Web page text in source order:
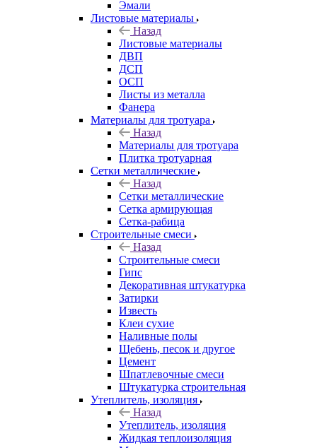
Эмали
Листовые материалы
Назад
Листовые материалы
ДВП
ДСП
ОСП
Листы из металла
Фанера
Материалы для тротуара
Назад
Материалы для тротуара
Плитка тротуарная
Сетки металлические
Назад
Сетки металлические
Сетка армирующая
Сетка-рабица
Строительные смеси
Назад
Строительные смеси
Гипс
Декоративная штукатурка
Затирки
Известь
Клеи сухие
Наливные полы
Щебень, песок и другое
Цемент
Шпатлевочные смеси
Штукатурка строительная
Утеплитель, изоляция
Назад
Утеплитель, изоляция
Жидкая теплоизоляция